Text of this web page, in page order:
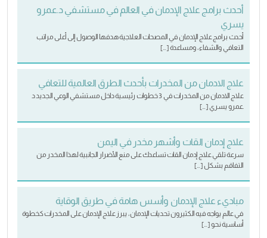
أحدث برامج علاج الإدمان في العالم في مستشفي د.عمرو
يسري
أحدث برامج علاج الإدمان في المصحات العلاجية هدفها الوصول إلى أعلى مراتب
التعافي والشفاء، ومساعدة […]
علاج الادمان من المخدرات بأحدث الطرق العالمية للتعافي
علاج الادمان من المخدرات في 3 خطوات رئيسية داخل مستشفي الوعي الجديد د
.عمرو يسري […]
علاج إدمان القات وأشهر مخدر في اليمن
سرعة تلقي علاج إدمان القات تساعدك على منع الأضرار الجانبية لهذا المخدر من
التفاقم بشكل […]
مباديء علاج الإدمان وأسس هامة في طريق الوقاية
في عالم يواجه فيه الكثيرون تحديات الإدمان، يبرز علاج الإدمان على المخدرات كخطوة
أساسية نحو […]